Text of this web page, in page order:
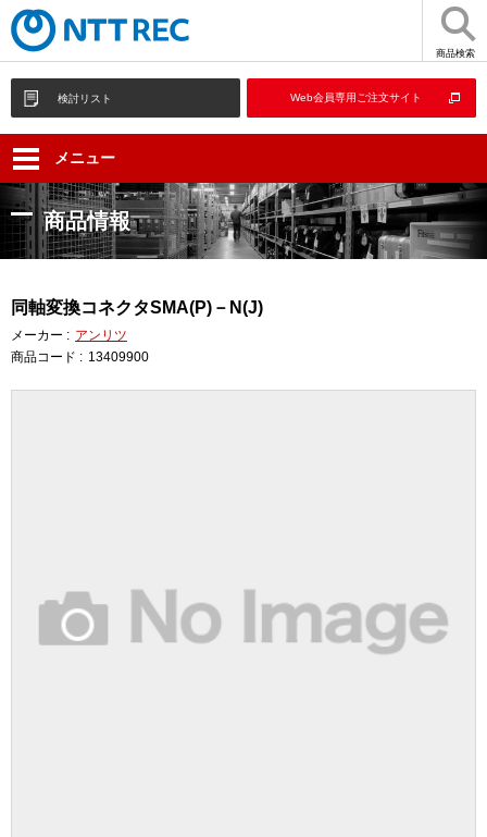
商品検索
検討リスト Web会員専用ご注文サイト
メニュー
商品情報
同軸変換コネクタSMA(P)－N(J)
メーカー : アンリツ
商品コード : 13409900